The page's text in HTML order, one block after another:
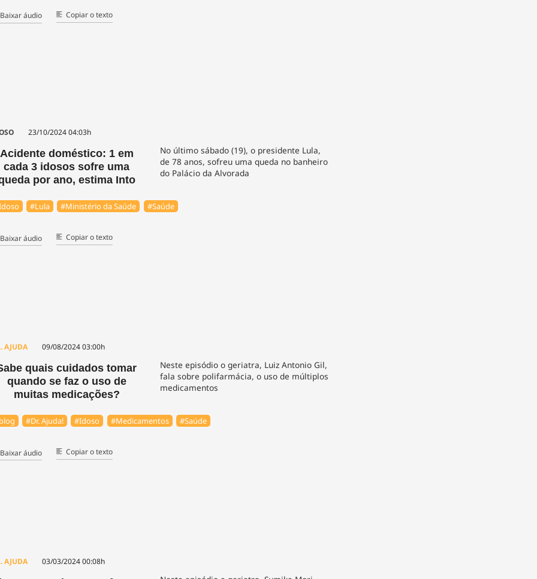
Baixar áudio Copiar o texto
23/10/2024 04:03h
Acidente doméstico: 1 em
cada 3 idosos sofre uma
por ano, estima Into
No último sábado (19), o presidente Lula,
de 78 anos, sofreu uma queda no banheiro
do Palácio da Alvorada
#Lula #Ministério da Saúde #Saúde
Baixar áudio Copiar o texto
AJUDA 09/08/2024 03:00h
quais cuidados tomar
quando se faz o uso de
muitas medicações?
Neste episódio o geriatra, Luiz Antonio Gil,
fala sobre polifarmácia, o uso de múltiplos
medicamentos
#Dr. Ajuda! #Idoso #Medicamentos #Saúde
Baixar áudio Copiar o texto
AJUDA 03/03/2024 00:08h